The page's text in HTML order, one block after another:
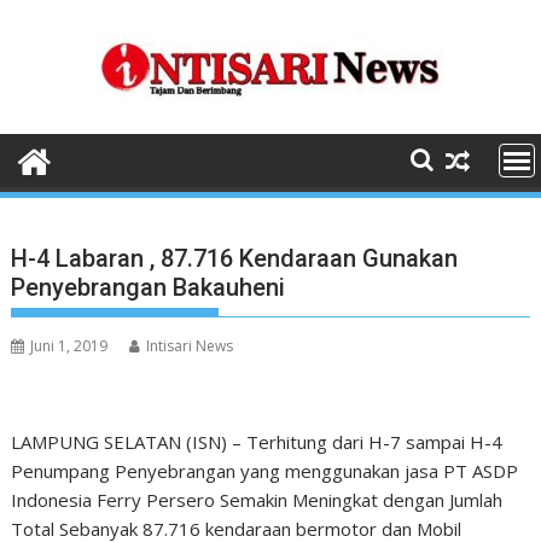
H-4 Labaran , 87.716 Kendaraan Gunakan
Penyebrangan Bakauheni
Juni 1, 2019 Intisari News
LAMPUNG SELATAN (ISN) – Terhitung dari H-7 sampai H-4
Penumpang Penyebrangan yang menggunakan jasa PT ASDP
Indonesia Ferry Persero Semakin Meningkat dengan Jumlah
Total Sebanyak 87.716 kendaraan bermotor dan Mobil